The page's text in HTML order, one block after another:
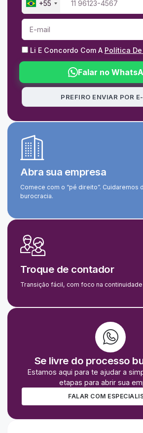
+55
Li E Concordo Com A Política
Falar no
PREFIRO ENVIAR POR
Abra sua empresa
Comece com o “pé direito”. Cuidaremos
burocracia.
Troque de contador
Transição fácil, com foco na
Se livre do processo
Estamos aqui para te ajudar a
etapas para abrir sua
FALAR COM